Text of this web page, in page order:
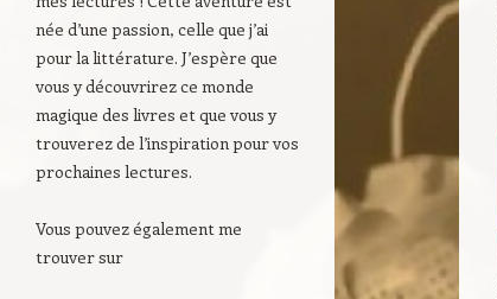
née d’une passion, celle que j’ai
pour la littérature. J’espère que
vous y découvrirez ce monde
magique des livres et que vous y
trouverez de l’inspiration pour vos
prochaines lectures.
Vous pouvez également me
trouver sur